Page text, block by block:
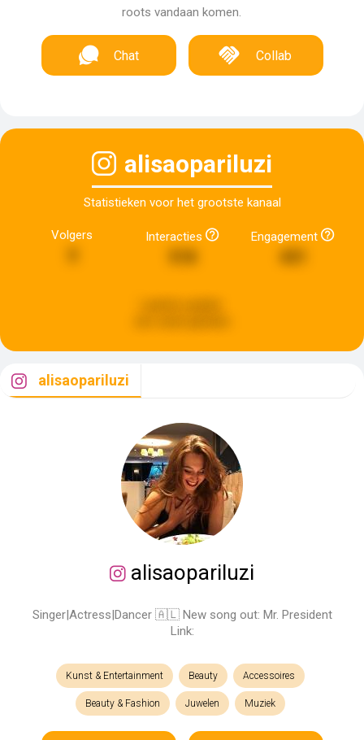
roots vandaan komen.
Chat Collab
alisaopariluzi
Statistieken voor het grootste kanaal
Volgers Interacties Engagement
alisaopariluzi
alisaopariluzi
Singer|Actress|Dancer 🇦🇱 New song out: Mr. President
Link:
Kunst & Entertainment Beauty Accessoires
Beauty & Fashion Juwelen Muziek